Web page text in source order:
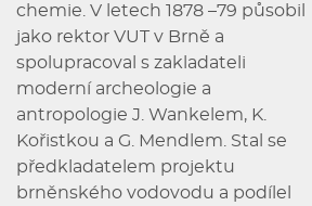
chemie. V letech 1878 –79 působil
jako rektor VUT v Brně a
spolupracoval s zakladateli
moderní archeologie a
antropologie J. Wankelem, K.
Kořistkou a G. Mendlem. Stal se
předkladatelem projektu
brněnského vodovodu a podílel